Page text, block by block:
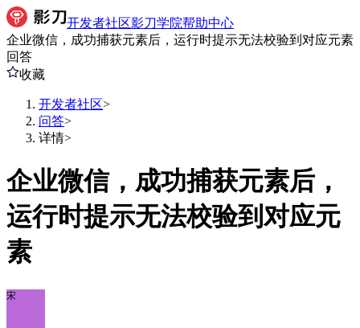
开发者社区影刀学院帮助中心
企业微信，成功捕获元素后，运行时提示无法校验到对应元素
回答
收藏
开发者社区>
问答>
详情>
企业微信，成功捕获元素后，
运行时提示无法校验到对应元
素
宋